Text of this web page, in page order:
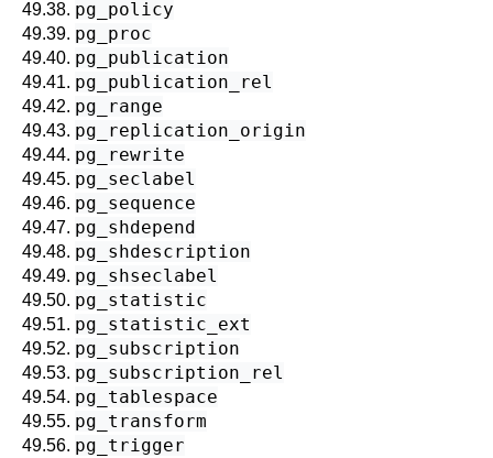
49.38. pg_policy
49.39. pg_proc
49.40. pg_publication
49.41. pg_publication_rel
49.42. pg_range
49.43. pg_replication_origin
49.44. pg_rewrite
49.45. pg_seclabel
49.46. pg_sequence
49.47. pg_shdepend
49.48. pg_shdescription
49.49. pg_shseclabel
49.50. pg_statistic
49.51. pg_statistic_ext
49.52. pg_subscription
49.53. pg_subscription_rel
49.54. pg_tablespace
49.55. pg_transform
49.56. pg_trigger